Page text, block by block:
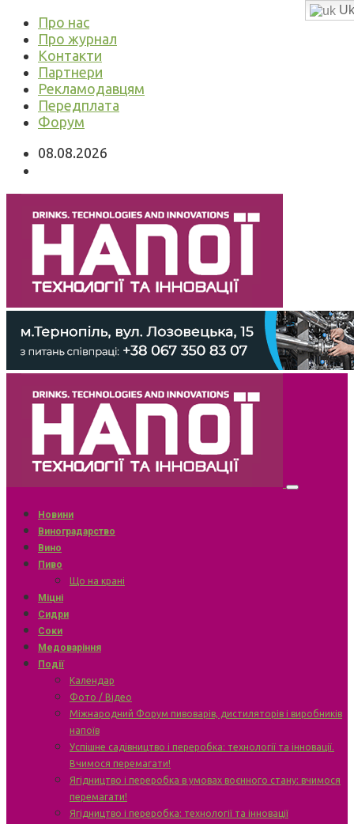
Про нас
Про журнал
Контакти
Партнери
Рекламодавцям
Передплата
Форум
08.08.2026
Новини
Виноградарство
Вино
Пиво
Що на крані
Міцні
Сидри
Соки
Медоваріння
Події
Календар
Фото / Відео
Міжнародний Форум пивоварів, дистиляторів і виробників
напоїв
Успішне садівництво і переробка: технології та інновації.
Вчимося перемагати!
Ягідництво і переробка в умовах воєнного стану: вчимося
перемагати!
Ягідництво і переробка: технології та інновації